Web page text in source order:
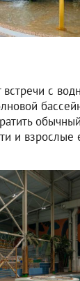
с
и взрослые